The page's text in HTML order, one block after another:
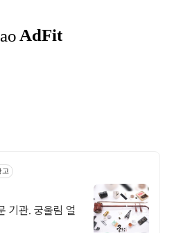
고
기관. 궁울림 얼